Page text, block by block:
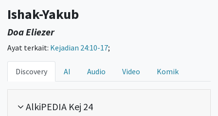
Ishak-Yakub
Doa Eliezer
Ayat terkait: Kejadian 24:10-17;
Discovery AI Audio Video Komik
AlkiPEDIA Kej 24